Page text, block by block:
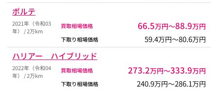
ポルテ
2021年（令和03
年） / 2万km
買取相場価格 66.5万円〜88.9万円
下取り相場価格 59.4万円〜80.6万円
ハリアー ハイブリッド
2022年（令和04
年） / 2万km
買取相場価格 273.2万円〜333.9万円
下取り相場価格 240.9万円〜286.1万円